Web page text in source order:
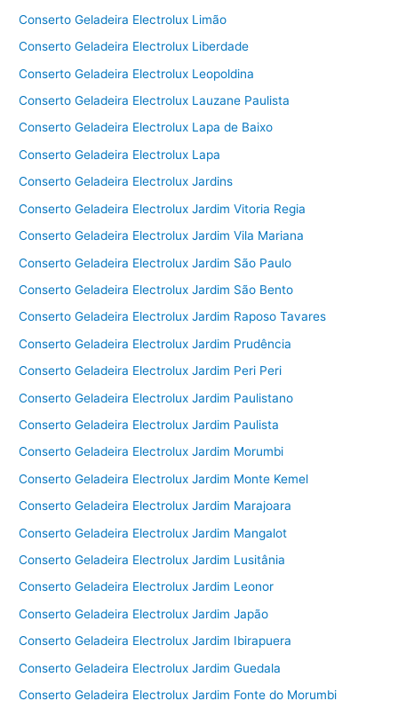
Conserto Geladeira Electrolux Limão
Conserto Geladeira Electrolux Liberdade
Conserto Geladeira Electrolux Leopoldina
Conserto Geladeira Electrolux Lauzane Paulista
Conserto Geladeira Electrolux Lapa de Baixo
Conserto Geladeira Electrolux Lapa
Conserto Geladeira Electrolux Jardins
Conserto Geladeira Electrolux Jardim Vitoria Regia
Conserto Geladeira Electrolux Jardim Vila Mariana
Conserto Geladeira Electrolux Jardim São Paulo
Conserto Geladeira Electrolux Jardim São Bento
Conserto Geladeira Electrolux Jardim Raposo Tavares
Conserto Geladeira Electrolux Jardim Prudência
Conserto Geladeira Electrolux Jardim Peri Peri
Conserto Geladeira Electrolux Jardim Paulistano
Conserto Geladeira Electrolux Jardim Paulista
Conserto Geladeira Electrolux Jardim Morumbi
Conserto Geladeira Electrolux Jardim Monte Kemel
Conserto Geladeira Electrolux Jardim Marajoara
Conserto Geladeira Electrolux Jardim Mangalot
Conserto Geladeira Electrolux Jardim Lusitânia
Conserto Geladeira Electrolux Jardim Leonor
Conserto Geladeira Electrolux Jardim Japão
Conserto Geladeira Electrolux Jardim Ibirapuera
Conserto Geladeira Electrolux Jardim Guedala
Conserto Geladeira Electrolux Jardim Fonte do Morumbi